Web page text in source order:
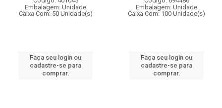
Embalagem: Unidade
Caixa Com: 50 Unidade(s)
Faça seu login ou
cadastre-se para
comprar.
Embalagem: Unidade
Caixa Com: 100 Unidade(s)
Faça seu login ou
cadastre-se para
comprar.